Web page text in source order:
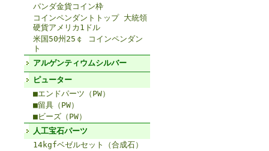
パンダ金貨コイン枠
コインペンダントトップ 大統領
硬貨アメリカ1ドル
米国50州25￠ コインペンダン
ト
アルゲンティウムシルバー
ピューター
■エンドパーツ（PW）
■留具（PW）
■ビーズ（PW）
人工宝石パーツ
14kgfベゼルセット（合成石）